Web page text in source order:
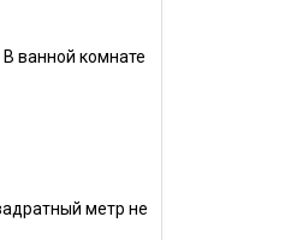
ванной комнате
метр не